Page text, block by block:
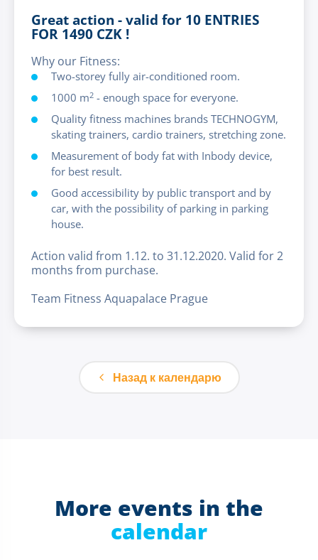
Great action - valid for 10 ENTRIES
FOR 1490 CZK !
Why our Fitness:
Two-storey fully air-conditioned room.
1000 m2 - enough space for everyone.
Quality fitness machines brands TECHNOGYM,
skating trainers, cardio trainers, stretching zone.
Measurement of body fat with Inbody device,
for best result.
Good accessibility by public transport and by
car, with the possibility of parking in parking
house.
Action valid from 1.12. to 31.12.2020. Valid for 2
months from purchase.
Team Fitness Aquapalace Prague
Назад к календарю
More events in the
calendar